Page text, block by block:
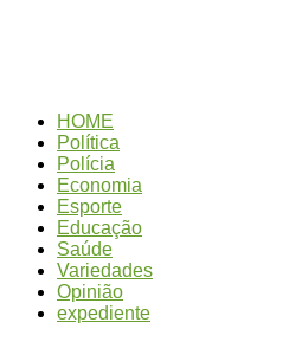
HOME
Política
Polícia
Economia
Esporte
Educação
Saúde
Variedades
Opinião
expediente